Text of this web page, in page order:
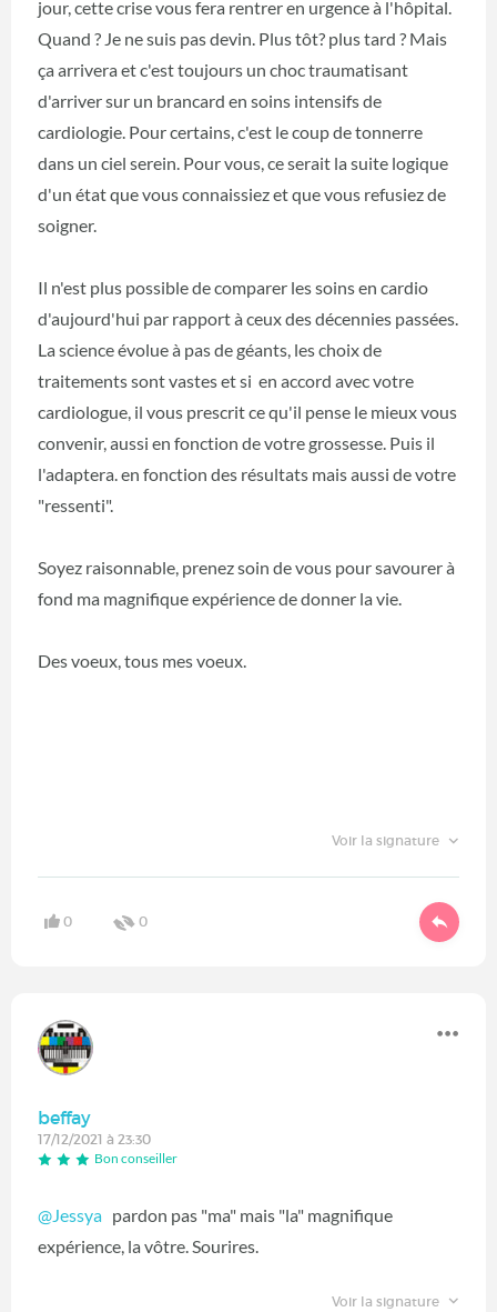
jour, cette crise vous fera rentrer en urgence à l'hôpital.
Quand ? Je ne suis pas devin. Plus tôt? plus tard ? Mais
ça arrivera et c'est toujours un choc traumatisant
d'arriver sur un brancard en soins intensifs de
cardiologie. Pour certains, c'est le coup de tonnerre
dans un ciel serein. Pour vous, ce serait la suite logique
d'un état que vous connaissiez et que vous refusiez de
soigner.
Il n'est plus possible de comparer les soins en cardio
d'aujourd'hui par rapport à ceux des décennies passées.
La science évolue à pas de géants, les choix de
traitements sont vastes et si en accord avec votre
cardiologue, il vous prescrit ce qu'il pense le mieux vous
convenir, aussi en fonction de votre grossesse. Puis il
l'adaptera. en fonction des résultats mais aussi de votre
"ressenti".
Soyez raisonnable, prenez soin de vous pour savourer à
fond ma magnifique expérience de donner la vie.
Des voeux, tous mes voeux.
Voir la signature
0 0
beffay
17/12/2021 à 23:30
Bon conseiller
@Jessya pardon pas "ma" mais "la" magnifique
expérience, la vôtre. Sourires.
Voir la signature